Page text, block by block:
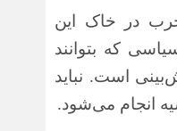
در خاک این
که بتوانند
است. نباید
انجام می‌شود.